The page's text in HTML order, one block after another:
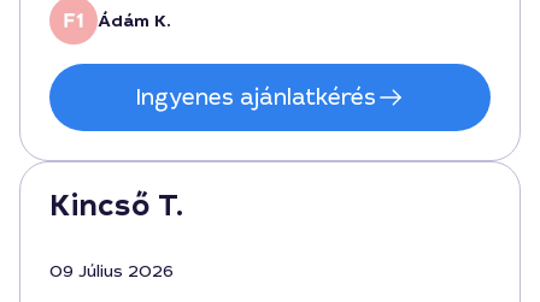
igazán személyre szabott órára vágyik az ember.
Ádám K.
Ingyenes ajánlatkérés
Kincső T.
09 Július 2026